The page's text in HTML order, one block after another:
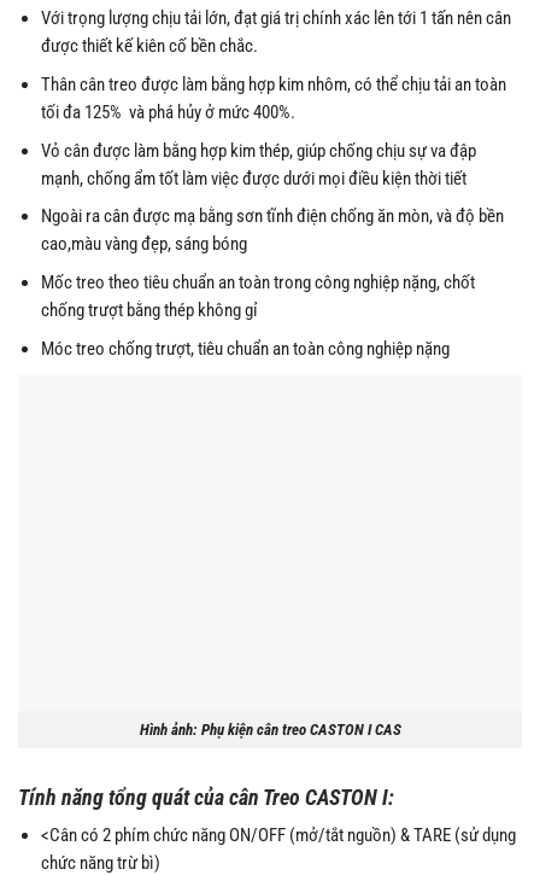
Với trọng lượng chịu tải lớn, đạt giá trị chính xác lên tới 1 tấn nên cân
được thiết kế kiên cố bền chắc.
Thân cân treo được làm bằng hợp kim nhôm, có thể chịu tải an toàn
tối đa 125% và phá hủy ở mức 400%.
Vỏ cân được làm bằng hợp kim thép, giúp chống chịu sự va đập
mạnh, chống ẩm tốt làm việc được dưới mọi điều kiện thời tiết
Ngoài ra cân được mạ bằng sơn tĩnh điện chống ăn mòn, và độ bền
cao,màu vàng đẹp, sáng bóng
Mốc treo theo tiêu chuẩn an toàn trong công nghiệp nặng, chốt
chống trượt bằng thép không gỉ
Móc treo chống trượt, tiêu chuẩn an toàn công nghiệp nặng
Hình ảnh: Phụ kiện cân treo CASTON I CAS
Tính năng tổng quát của cân Treo CASTON I:
<Cân có 2 phím chức năng ON/OFF (mở/tắt nguồn) & TARE (sử dụng
chức năng trừ bì)